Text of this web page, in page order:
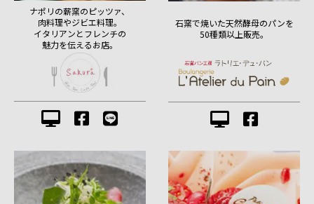
ナポリの薪窯のピッツァ、
肉料理やジビエ料理。
イタリアンとフレンチの
魅力を伝えるお店。
石窯で焼いた天然酵母のパンを
50種類以上販売。